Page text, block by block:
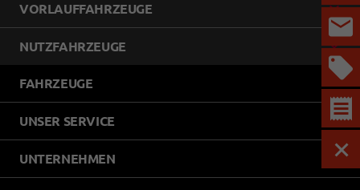
VORLAUFFAHRZEUGE
NUTZFAHRZEUGE
FAHRZEUGE
UNSER SERVICE
UNTERNEHMEN